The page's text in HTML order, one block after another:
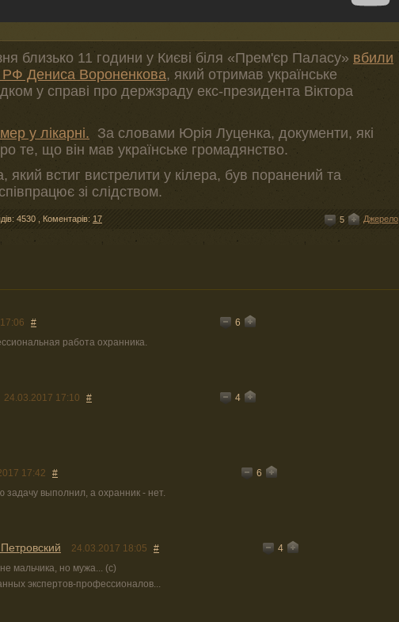
близько 11 години у Києві біля «Прем'єр Паласу» вбили
Дениса Вороненкова, який отримав українське
у справі про держзраду екс-президента Віктора
у лікарні. За словами Юрія Луценка, документи, які
те, що він мав українське громадянство.
встиг вистрелити у кілера, був поранений та
зі слідством.
4530 Коментарів: 17 Джерело
5
#
6
работа охранника.
24.03.2017 17:10 #
4
17:42 #
6
задачу выполнил, а охранник - нет.
24.03.2017 18:05 #
4
мальчика, но мужа... (с)
экспертов-профессионалов...